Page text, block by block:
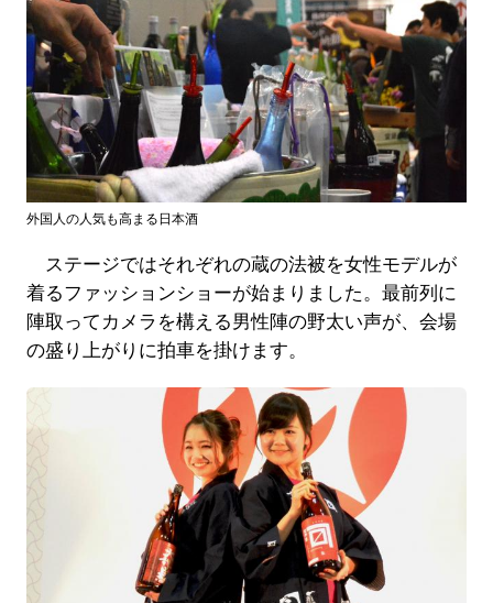
外国人の人気も高まる日本酒
ステージではそれぞれの蔵の法被を女性モデルが
着るファッションショーが始まりました。最前列に
陣取ってカメラを構える男性陣の野太い声が、会場
の盛り上がりに拍車を掛けます。